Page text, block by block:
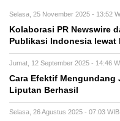
Selasa, 25 November 2025 - 13:52
Kolaborasi PR Newswire
Publikasi Indonesia
Jumat, 12 September 2025 - 14:46
Cara Efektif Mengundang
Liputan Berhasil
Selasa, 26 Agustus 2025 - 07:03 WIB